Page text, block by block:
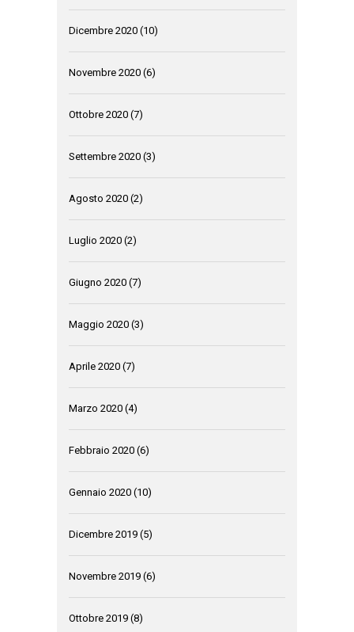
Dicembre 2020 (10)
Novembre 2020 (6)
Ottobre 2020 (7)
Settembre 2020 (3)
Agosto 2020 (2)
Luglio 2020 (2)
Giugno 2020 (7)
Maggio 2020 (3)
Aprile 2020 (7)
Marzo 2020 (4)
Febbraio 2020 (6)
Gennaio 2020 (10)
Dicembre 2019 (5)
Novembre 2019 (6)
Ottobre 2019 (8)